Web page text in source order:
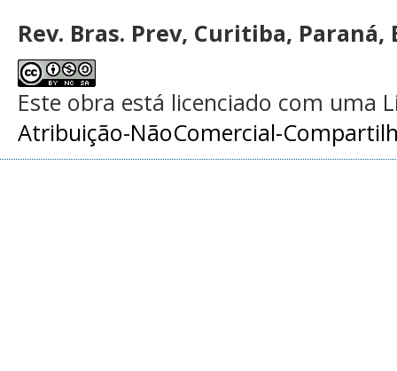
Rev. Bras. Prev, Curitiba, Paraná,
Este obra está licenciado com uma
Atribuição-NãoComercial-